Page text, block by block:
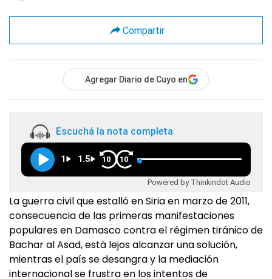
Compartir
Agregar Diario de Cuyo en
Escuchá la nota completa
1 1.5 10 10
Powered by Thinkindot Audio
La guerra civil que estalló en Siria en marzo de 2011,
consecuencia de las primeras manifestaciones
populares en Damasco contra el régimen tiránico de
Bachar al Asad, está lejos alcanzar una solución,
mientras el país se desangra y la mediación
internacional se frustra en los intentos de